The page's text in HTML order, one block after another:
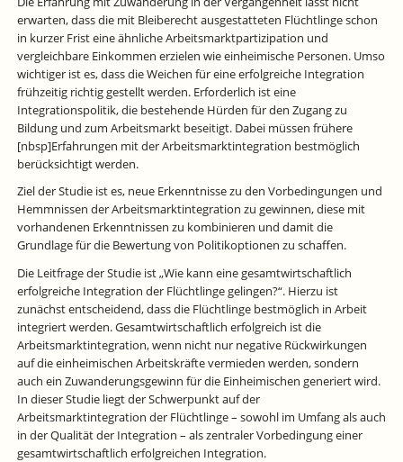
erwarten, dass die mit Bleiberecht ausgestatteten Flüchtlinge schon
in kurzer Frist eine ähnliche Arbeitsmarktpartizipation und
vergleichbare Einkommen erzielen wie einheimische Personen. Umso
wichtiger ist es, dass die Weichen für eine erfolgreiche Integration
frühzeitig richtig gestellt werden. Erforderlich ist eine
Integrationspolitik, die bestehende Hürden für den Zugang zu
Bildung und zum Arbeitsmarkt beseitigt. Dabei müssen frühere
[nbsp]Erfahrungen mit der Arbeitsmarktintegration bestmöglich
berücksichtigt werden.
Ziel der Studie ist es, neue Erkenntnisse zu den Vorbedingungen und
Hemmnissen der Arbeitsmarktintegration zu gewinnen, diese mit
vorhandenen Erkenntnissen zu kombinieren und damit die
Grundlage für die Bewertung von Politikoptionen zu schaffen.
Die Leitfrage der Studie ist „Wie kann eine gesamtwirtschaftlich
erfolgreiche Integration der Flüchtlinge gelingen?“. Hierzu ist
zunächst entscheidend, dass die Flüchtlinge bestmöglich in Arbeit
integriert werden. Gesamtwirtschaftlich erfolgreich ist die
Arbeitsmarktintegration, wenn nicht nur negative Rückwirkungen
auf die einheimischen Arbeitskräfte vermieden werden, sondern
auch ein Zuwanderungsgewinn für die Einheimischen generiert wird.
In dieser Studie liegt der Schwerpunkt auf der
Arbeitsmarktintegration der Flüchtlinge – sowohl im Umfang als auch
in der Qualität der Integration – als zentraler Vorbedingung einer
gesamtwirtschaftlich erfolgreichen Integration.